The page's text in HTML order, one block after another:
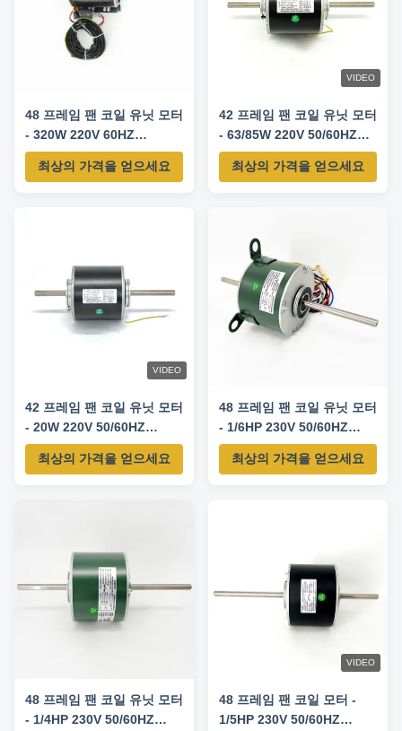
48 프레임 팬 코일 유닛 모터
- 320W 220V 60HZ
1100RPM / 3SPD CW-LE
최상의 가격을 얻으세요
VIDEO
42 프레임 팬 코일 유닛 모터
- 63/85W 220V 50/60HZ
1300/1440RPM/3SPD
최상의 가격을 얻으세요
VIDEO
42 프레임 팬 코일 유닛 모터
- 20W 220V 50/60HZ
935/1100RPM
최상의 가격을 얻으세요
48 프레임 팬 코일 유닛 모터
- 1/6HP 230V 50/60HZ
1330RPM/3단
최상의 가격을 얻으세요
48 프레임 팬 코일 유닛 모터
- 1/4HP 230V 50/60HZ
VIDEO
48 프레임 팬 코일 모터 -
1/5HP 230V 50/60HZ